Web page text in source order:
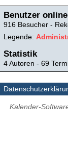
Benutzer online
916 Besucher -
Legende:
Statistik
4 Autoren - 69
Kalender-